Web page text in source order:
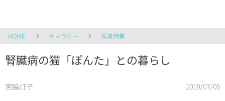
HOME ギャラリー 写真特集
腎臓病の猫「ぽんた」との暮らし
宮脇灯子 2019/07/05